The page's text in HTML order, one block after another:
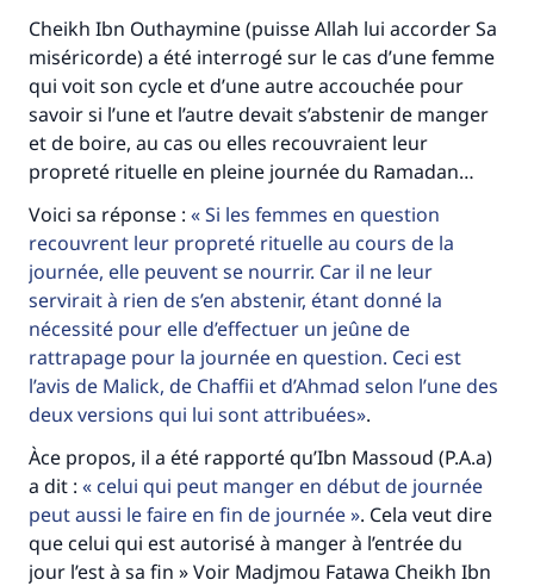
Cheikh Ibn Outhaymine (puisse Allah lui accorder Sa
miséricorde) a été interrogé sur le cas d’une femme
qui voit son cycle et d’une autre accouchée pour
savoir si l’une et l’autre devait s’abstenir de manger
et de boire, au cas ou elles recouvraient leur
propreté rituelle en pleine journée du Ramadan…
Voici sa réponse :
Si les femmes en question
recouvrent leur propreté rituelle au cours de la
journée, elle peuvent se nourrir. Car il ne leur
servirait à rien de s’en abstenir, étant donné la
nécessité pour elle d’effectuer un jeûne de
rattrapage pour la journée en question. Ceci est
l’avis de Malick, de Chaffii et d’Ahmad selon l’une des
deux versions qui lui sont attribuées .
Àce propos, il a été rapporté qu’Ibn Massoud (P.A.a)
a dit :
celui qui peut manger en début de journée
peut aussi le faire en fin de journée . Cela veut dire
que celui qui est autorisé à manger à l’entrée du
jour l’est à sa fin » Voir Madjmou Fatawa Cheikh Ibn
Faites une différence dans la vie de
millions de personnes grâce à votre
contribution